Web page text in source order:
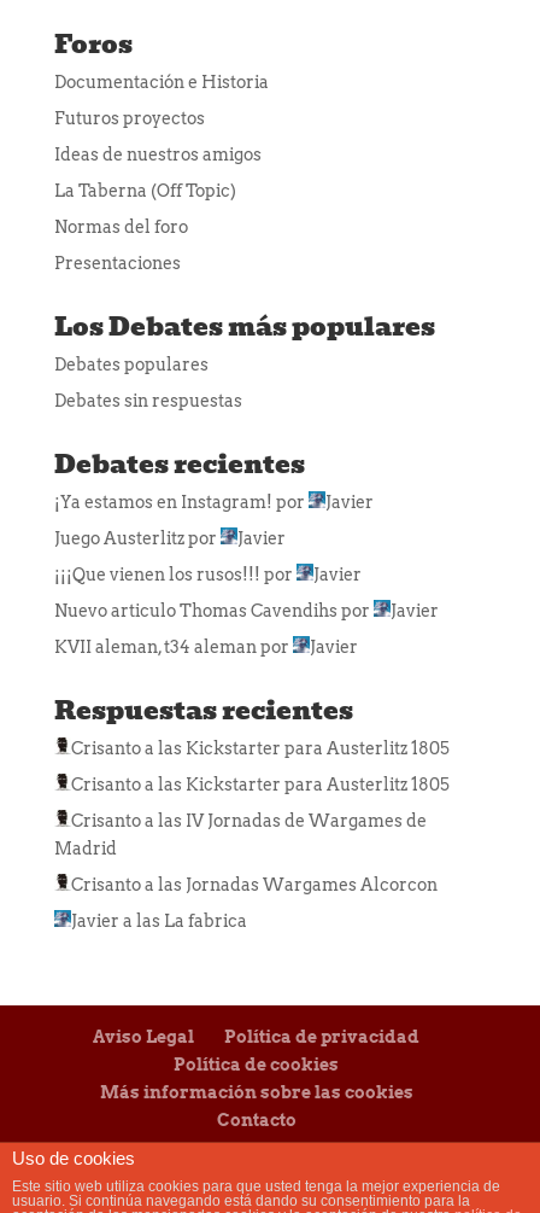
Foros
Documentación e Historia
Futuros proyectos
Ideas de nuestros amigos
La Taberna (Off Topic)
Normas del foro
Presentaciones
Los Debates más populares
Debates populares
Debates sin respuestas
Debates recientes
¡Ya estamos en Instagram! por
Javier
Juego Austerlitzpor
Javier
¡¡¡Que vienen los rusos!!! por
Javier
Nuevo articulo Thomas Cavendihspor
Javier
KVII aleman, t34 aleman por Javier
Respuestas recientes
Crisantoa las Kickstarter para Austerlitz 1805
Crisantoa las Kickstarter para Austerlitz 1805
Crisantoa las IV Jornadas de Wargames de
Madrid
Crisantoa las Jornadas Wargames Alcorcon
Javier a las La fabrica
Aviso Legal
Política de privacidad
Política de cookies
Más información sobre las cookies
Contacto
Uso de cookies
Este sitio web utiliza cookies para que usted tenga la mejor experiencia de
usuario. Si continúa navegando está dando su consentimiento para la